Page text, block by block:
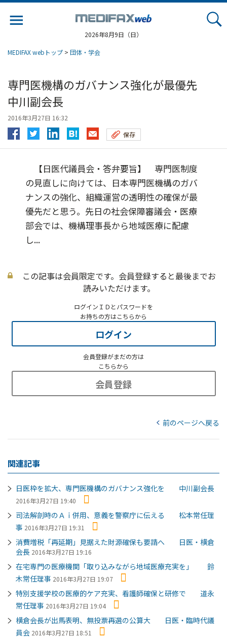
2026年8月9日（日）
MEDIFAX webトップ > 団体・学会
専門医機構のガバナンス強化が最優先
中川副会長
2016年3月27日 16:32
保存
【日医代議員会・答弁要旨】 専門医制度
の見直しに向けては、日本専門医機構のガバ
ナンスの強化、組織運営の透明性の確保が最
優先だと思う。先日の社会保障審議会・医療
部会では、機構理事長から地域医療に配慮
し...
この記事は会員限定です。会員登録すると最後までお
読みいただけます。
ログインＩＤとパスワードを
お持ちの方はこちらから
ログイン
会員登録がまだの方は
こちらから
会員登録
前のページへ戻る
関連記事
日医枠を拡大、専門医機構のガバナンス強化を 中川副会長
2016年3月27日 19:40
司法解剖時のＡｉ併用、意義を警察庁に伝える 松本常任理
事 2016年3月27日 19:31
消費増税「再延期」見据えた財源確保も要請へ 日医・横倉
会長 2016年3月27日 19:16
在宅専門の医療機関「取り込みながら地域医療充実を」 鈴
木常任理事 2016年3月27日 19:07
特別支援学校の医療的ケア充実、看護師確保と研修で 道永
常任理事 2016年3月27日 19:04
横倉会長が出馬表明、無投票再選の公算大 日医・臨時代議
員会 2016年3月27日 18:51